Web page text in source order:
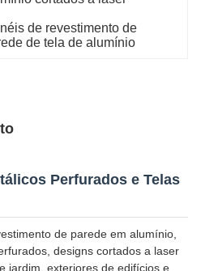
de revestimento de
de tela de alumínio
Perfurados e Telas
de parede em alumínio,
designs cortados a laser
jardim, exteriores de edifícios e